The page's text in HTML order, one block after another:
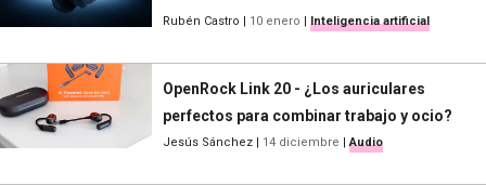
Rubén Castro | 10 enero | Inteligencia artificial
OpenRock Link 20 - ¿Los auriculares
perfectos para combinar trabajo y ocio?
Jesús Sánchez | 14 diciembre | Audio